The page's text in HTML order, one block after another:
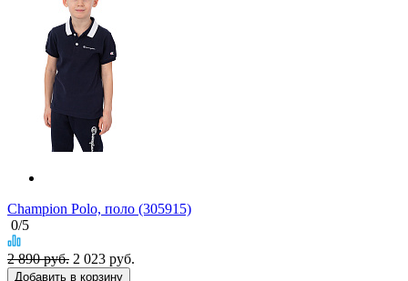
Champion Polo, поло (305915)
0/5
2 890 руб. 2 023 руб.
Добавить в корзину